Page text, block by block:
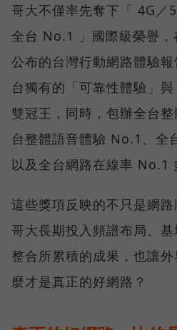
哥大不僅率先奪下「 4G／
全台 No.1 」國際級榮譽
公布的台灣行動網路體驗
台獨有的「可靠性體驗」
雙冠王，同時，包辦全台
台整體語音體驗 No.1、全
以及全台網路在線率 No.1
這些獎項反映的不只是網
哥大長期投入頻譜布局、
整合所累積的成果，也讓
麼才是真正的好網路？